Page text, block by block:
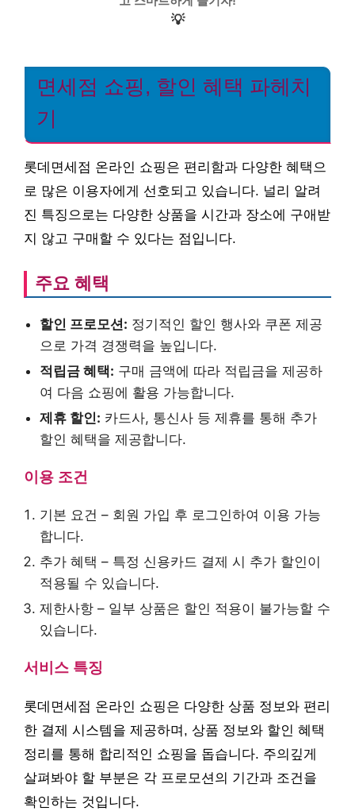
💡
면세점 쇼핑, 할인 혜택 파헤치
기
롯데면세점 온라인 쇼핑은 편리함과 다양한 혜택으
로 많은 이용자에게 선호되고 있습니다. 널리 알려
진 특징으로는 다양한 상품을 시간과 장소에 구애받
지 않고 구매할 수 있다는 점입니다.
주요 혜택
할인 프로모션: 정기적인 할인 행사와 쿠폰 제공
으로 가격 경쟁력을 높입니다.
적립금 혜택: 구매 금액에 따라 적립금을 제공하
여 다음 쇼핑에 활용 가능합니다.
제휴 할인: 카드사, 통신사 등 제휴를 통해 추가
할인 혜택을 제공합니다.
이용 조건
기본 요건 – 회원 가입 후 로그인하여 이용 가능
합니다.
추가 혜택 – 특정 신용카드 결제 시 추가 할인이
적용될 수 있습니다.
제한사항 – 일부 상품은 할인 적용이 불가능할 수
있습니다.
서비스 특징
롯데면세점 온라인 쇼핑은 다양한 상품 정보와 편리
한 결제 시스템을 제공하며, 상품 정보와 할인 혜택
정리를 통해 합리적인 쇼핑을 돕습니다. 주의깊게
살펴봐야 할 부분은 각 프로모션의 기간과 조건을
확인하는 것입니다.